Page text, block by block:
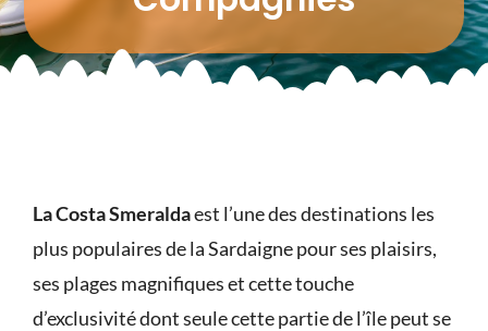
La Costa Smeraldaest l’une des destinations les
plus populaires de la Sardaigne pour ses plaisirs,
ses plages magnifiques et cette touche
d’exclusivité dont seule cette partie de l’île peut se